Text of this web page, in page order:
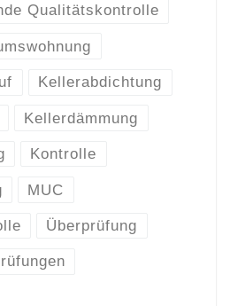
Qualitätskontrolle
Kellerabdichtung
Kellerdämmung
Kontrolle
MUC
Überprüfung